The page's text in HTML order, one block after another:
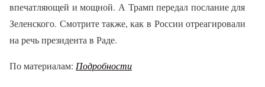
впечатляющей и мощной. А Трамп передал послание для
Зеленского. Смотрите также, как в России отреагировали
на речь президента в Раде.
По материалам: Подробности